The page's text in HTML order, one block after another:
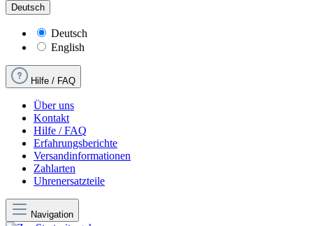
Deutsch
Deutsch
English
Hilfe / FAQ
Über uns
Kontakt
Hilfe / FAQ
Erfahrungsberichte
Versandinformationen
Zahlarten
Uhrenersatzteile
Navigation